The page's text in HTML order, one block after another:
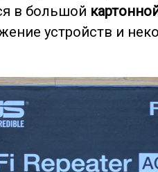
в большой
устройств и